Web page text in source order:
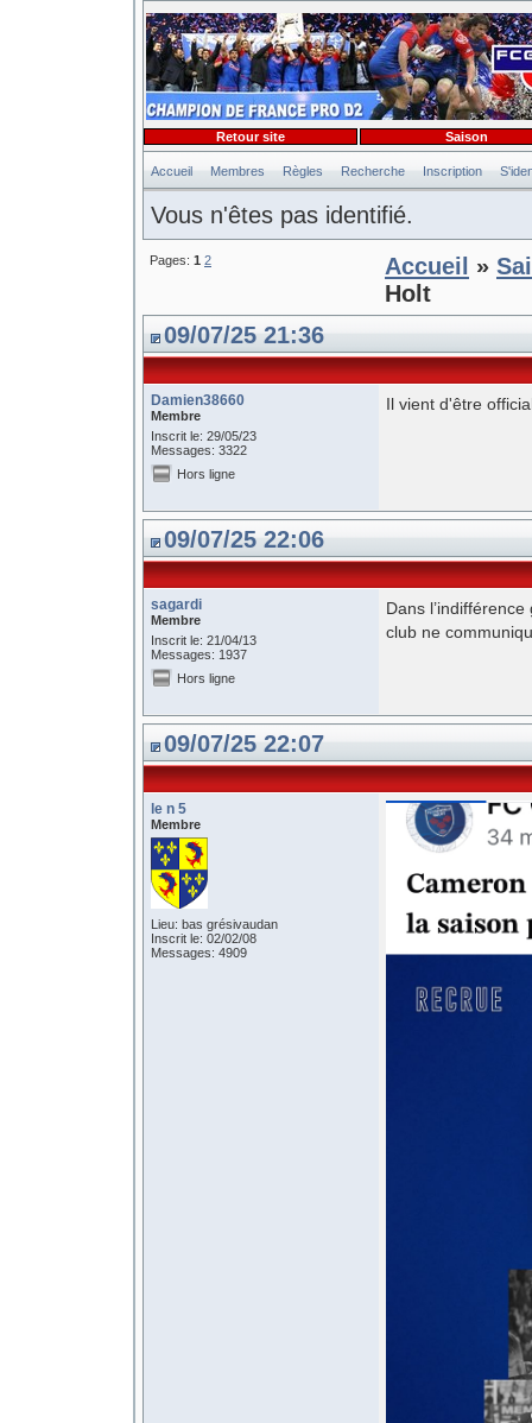
Accueil Membres Règles Recherche Inscription
Vous n'êtes pas identifié.
Retour site Saison
Pages: 1 2 Accueil »
Holt
09/07/25 21:36
Damien38660
Membre
Inscrit le: 29/05/23
Messages: 3322
Il vient d'être
Hors ligne
09/07/25 22:06
sagardi
Membre
Inscrit le: 21/04/13
Messages: 1937
Dans
club ne
Hors ligne
09/07/25 22:07
le n 5
Membre
Lieu: bas grésivaudan
Inscrit le: 02/02/08
Messages: 4909